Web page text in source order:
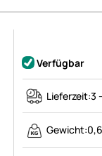
Verfügbar
Lieferzeit:3
Gewicht: